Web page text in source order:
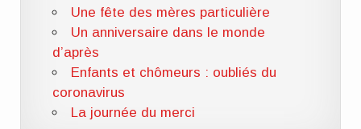
Une fête des mères particulière
Un anniversaire dans le monde
d’après
Enfants et chômeurs : oubliés du
coronavirus
La journée du merci